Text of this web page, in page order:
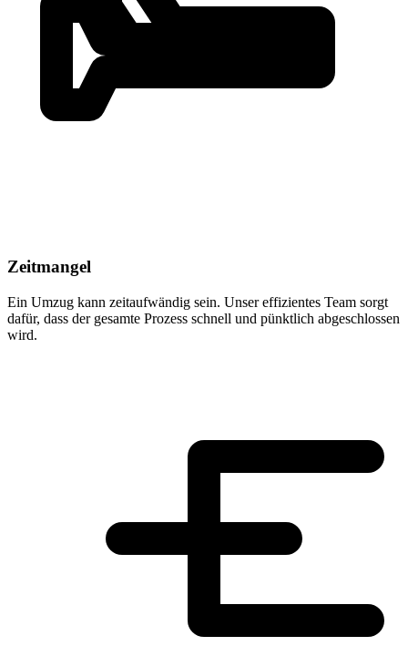
Zeitmangel
Ein Umzug kann zeitaufwändig sein. Unser effizientes Team sorgt
dafür, dass der gesamte Prozess schnell und pünktlich abgeschlossen
wird.